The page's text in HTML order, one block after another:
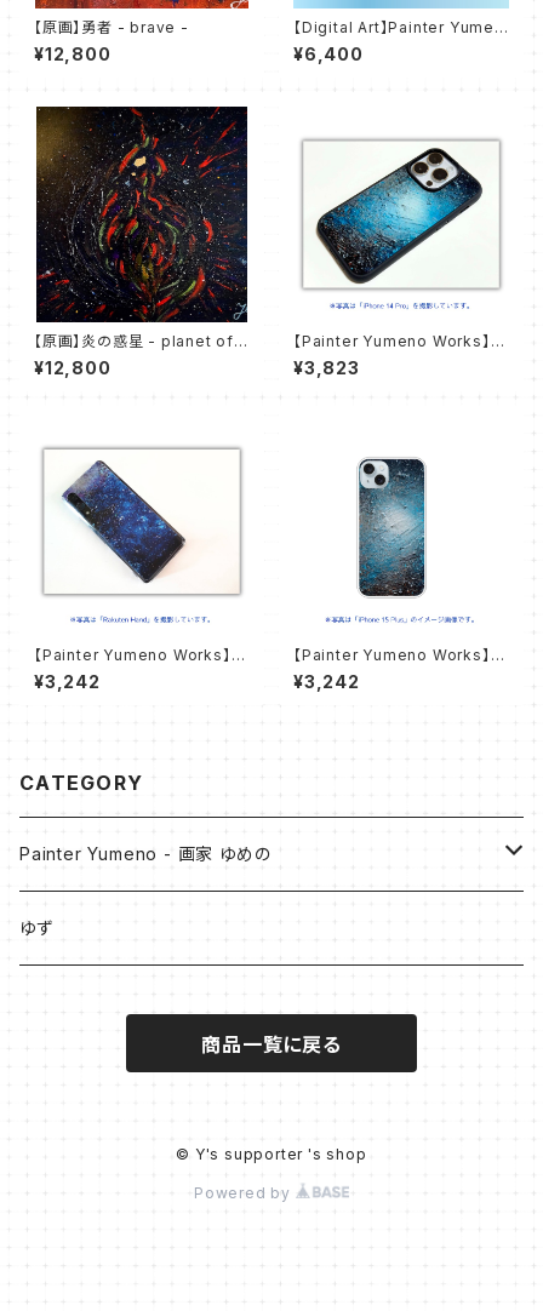
【原画】勇者 - brave -
¥12,800
【Digital Art】Painter Yumen
o Works - Colletion of Blu
e - 青の世界 world of blue
¥6,400
【原画】炎の惑星 - planet of f
lame -
¥12,800
【Painter Yumeno Works】自
由への飛翔 スマホケース【iPho
ne用ラバーケース】
¥3,823
【Painter Yumeno Works】永
劫の定め スマホケース【ハード
ケース】
¥3,242
【Painter Yumeno Works】自
由への飛翔 スマホケース【ハー
ドケース】
¥3,242
CATEGORY
Painter Yumeno - 画家 ゆめの
原画
- Collection of Blue -
作品デザイングッズ
PainterYumeno×illust_coffret
ゆず
商品一覧に戻る
© Y's supporter 's shop
Powered by